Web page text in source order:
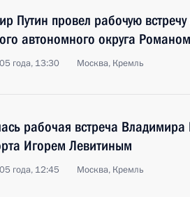
Путин провел рабочую
автономного округа
года, 13:30 Москва, Кремль
рабочая встреча
Игорем Левитиным
года, 12:45 Москва, Кремль